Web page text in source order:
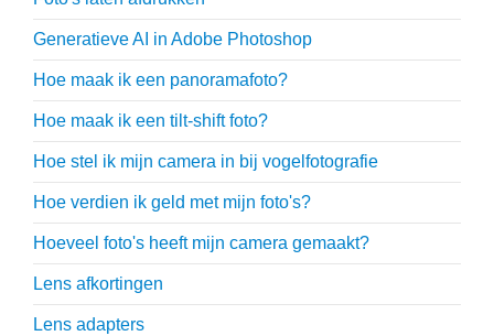
Generatieve AI in Adobe Photoshop
Hoe maak ik een panoramafoto?
Hoe maak ik een tilt-shift foto?
Hoe stel ik mijn camera in bij vogelfotografie
Hoe verdien ik geld met mijn foto's?
Hoeveel foto's heeft mijn camera gemaakt?
Lens afkortingen
Lens adapters